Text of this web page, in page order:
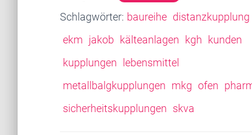
Schlagwörter: baureihe distanzkupplung
ekm jakob kälteanlagen kgh kunden
kupplungen lebensmittel
metallbalgkupplungen mkg ofen
sicherheitskupplungen skva